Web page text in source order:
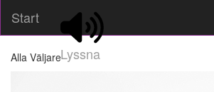
Start
Lyssna
Alla Väljare